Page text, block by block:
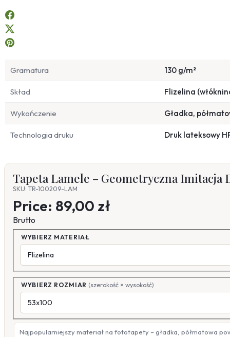
Gramatura 130 g/m²
Skład Flizelina
Wykończenie Gładka,
Technologia druku Druk lateksowy
Tapeta Lamele – Geometryczna
SKU: TR-100209-LAM
Price: 89,00 zł
Brutto
WYBIERZ MATERIAŁ
WYBIERZ ROZMIAR (szerokość × wysokość)
Najpopularniejszy materiał na fototapety – gładka, półmatowa